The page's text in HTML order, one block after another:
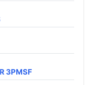
3PMSF